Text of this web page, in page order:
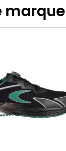
marque